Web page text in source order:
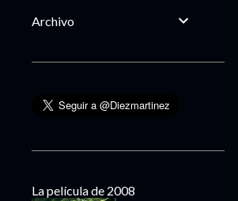
Archivo
La película de 2008